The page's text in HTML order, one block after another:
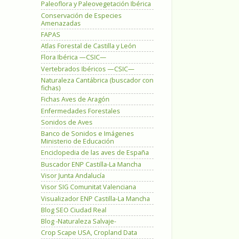
Paleoflora y Paleovegetación Ibérica
Conservación de Especies
Amenazadas
FAPAS
Atlas Forestal de Castilla y León
Flora Ibérica —CSIC—
Vertebrados Ibéricos —CSIC—
Naturaleza Cantábrica (buscador con
fichas)
Fichas Aves de Aragón
Enfermedades Forestales
Sonidos de Aves
Banco de Sonidos e Imágenes
Ministerio de Educación
Enciclopedia de las aves de España
Buscador ENP Castilla-La Mancha
Visor Junta Andalucía
Visor SIG Comunitat Valenciana
Visualizador ENP Castilla-La Mancha
Blog SEO Ciudad Real
Blog -Naturaleza Salvaje-
Crop Scape USA, Cropland Data